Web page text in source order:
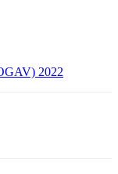
2022